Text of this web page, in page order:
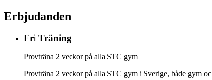
Erbjudanden
Fri Träning
Provträna 2 veckor på alla STC gym
Provträna 2 veckor på alla STC gym i Sverige, både gym